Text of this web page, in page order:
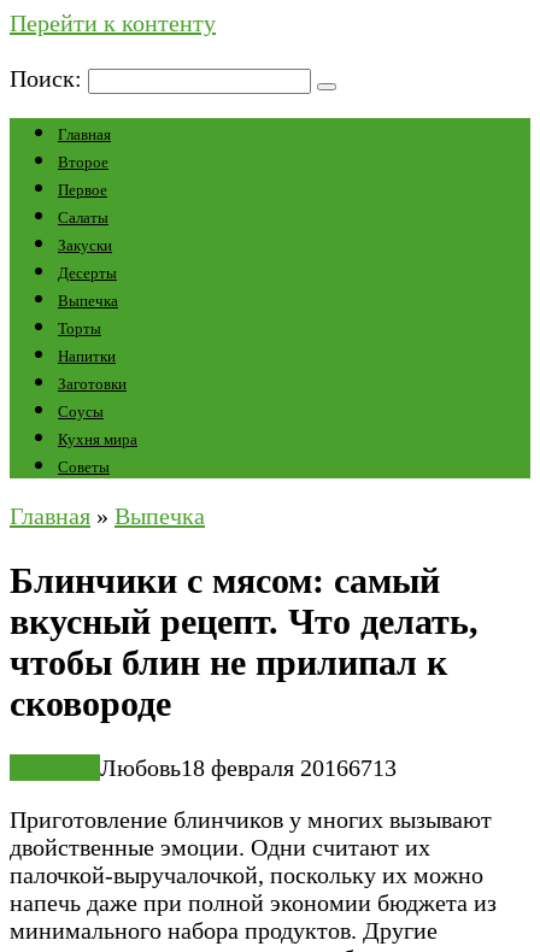
Перейти к контенту
Поиск:
Главная
Второе
Первое
Салаты
Закуски
Десерты
Выпечка
Торты
Напитки
Заготовки
Соусы
Кухня мира
Советы
Главная » Выпечка
Блинчики с мясом: самый
вкусный рецепт. Что делать,
чтобы блин не прилипал к
сковороде
Любовь18 февраля 20166713
Приготовление блинчиков у многих вызывают
двойственные эмоции. Одни считают их
палочкой-выручалочкой, поскольку их можно
напечь даже при полной экономии бюджета из
минимального набора продуктов. Другие